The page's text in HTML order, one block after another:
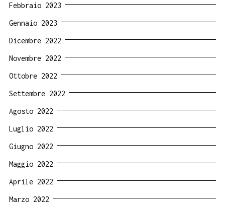
Febbraio 2023
Gennaio 2023
Dicembre 2022
Novembre 2022
Ottobre 2022
Settembre 2022
Agosto 2022
Luglio 2022
Giugno 2022
Maggio 2022
Aprile 2022
Marzo 2022